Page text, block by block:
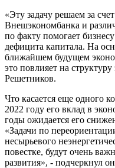
«Эту задачу решаем за
Внешэкономбанка и
по факту помогает
дефицита капитала. На
ближайшем будущем
это повлияет на
Решетников.
Что касается еще одного
2022 году его вклад в
годы ожидается его
«Задачи по
несырьевого
повестке, будут очень
развития», - подчеркнул